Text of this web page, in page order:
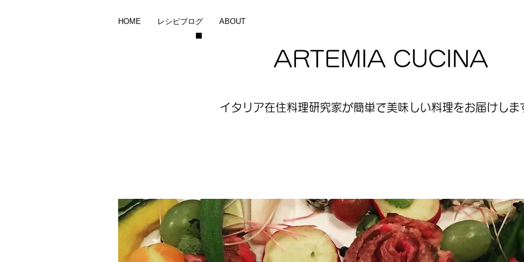
HOME レシピブログ ABOUT
ARTEMIA CUCINA
イタリア在住料理研究家が簡単で美味しい料理をお届けしま